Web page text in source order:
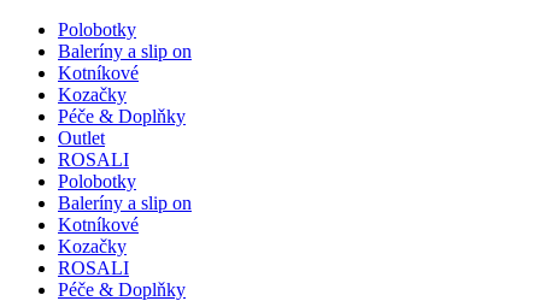
Polobotky
Baleríny a slip on
Kotníkové
Kozačky
Péče & Doplňky
Outlet
ROSALI
Polobotky
Baleríny a slip on
Kotníkové
Kozačky
ROSALI
Péče & Doplňky